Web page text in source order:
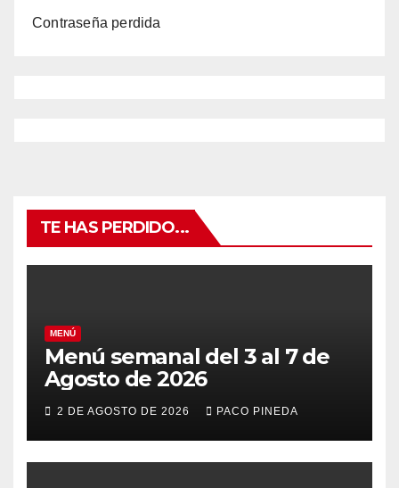
Contraseña perdida
TE HAS PERDIDO...
MENÚ
Menú semanal del 3 al 7 de
Agosto de 2026
2 DE AGOSTO DE 2026 PACO PINEDA